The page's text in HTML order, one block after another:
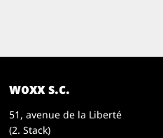
woxx s.c.
51, avenue de la Liberté
(2. Stack)